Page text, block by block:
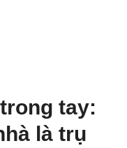
tay:
là trụ